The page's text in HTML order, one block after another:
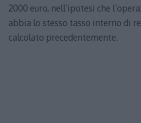
2000 euro, nell’ipotesi che
abbia lo stesso tasso interno di
calcolato precedentemente.